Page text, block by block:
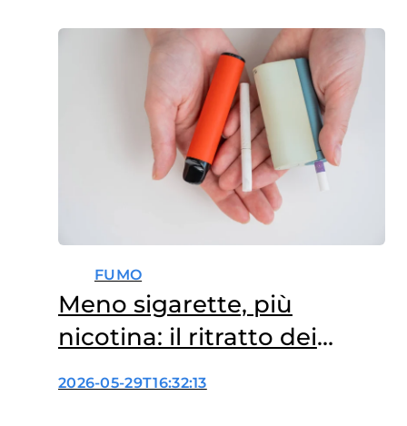
FUMO
Meno sigarette, più
nicotina: il ritratto dei
nuovi consumi
2026-05-29T16:32:13